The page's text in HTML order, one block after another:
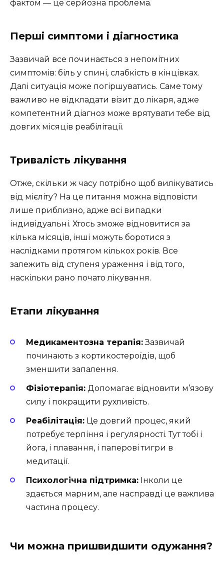
фактом — це серйозна проблема.
Перші симптоми і діагностика
Зазвичай все починається з непомітних
симптомів: біль у спині, слабкість в кінцівках.
Далі ситуація може погіршуватись. Саме тому
важливо не відкладати візит до лікаря, адже
компетентний діагноз може врятувати тебе від
довгих місяців реабілітації.
Тривалість лікування
Отже, скільки ж часу потрібно щоб вилікуватись
від мієліту? На це питання можна відповісти
лише приблизно, адже всі випадки
індивідуальні. Хтось зможе відновитися за
кілька місяців, інші можуть боротися з
наслідками протягом кількох років. Все
залежить від ступеня ураження і від того,
наскільки рано почато лікування.
Етапи лікування
Медикаментозна терапія:Зазвичай
починають з кортикостероїдів, щоб
зменшити запалення.
Фізіотерапія: Допомагає відновити м’язову
силу і покращити рухливість.
Реабілітація: Це довгий процес, який
потребує терпіння і регулярності. Тут тобі і
йога, і плавання, і паперові тигри в
медитації.
Психологічна підтримка: Інколи це
здається марним, але насправді це важлива
частина процесу.
Чи можна пришвидшити одужання?